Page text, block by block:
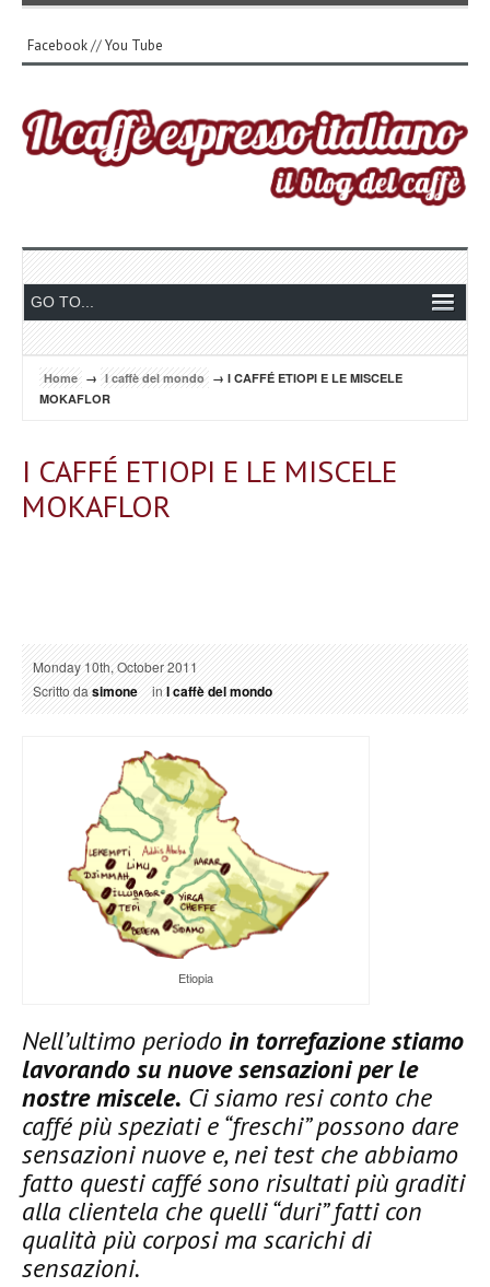
Facebook//You Tube
Home → I caffè del mondo → I CAFFÉ ETIOPI E LE MISCELE
MOKAFLOR
I CAFFÉ ETIOPI E LE MISCELE
MOKAFLOR
Monday 10th, October 2011
Scritto dasimone inI caffè del mondo
Etiopia
Nell’ultimo periodoin torrefazione stiamo
lavorando su nuove sensazioni per le
nostre miscele. Ci siamo resi conto che
caffé più speziati e “freschi” possono dare
sensazioni nuove e, nei test che abbiamo
fatto questi caffé sono risultati più graditi
alla clientela che quelli “duri” fatti con
qualità più corposi ma scarichi di
sensazioni.